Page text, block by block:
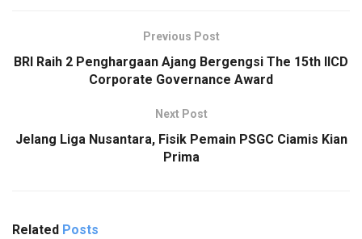
Previous Post
BRI Raih 2 Penghargaan Ajang Bergengsi The 15th IICD
Corporate Governance Award
Next Post
Jelang Liga Nusantara, Fisik Pemain PSGC Ciamis Kian
Prima
Related Posts